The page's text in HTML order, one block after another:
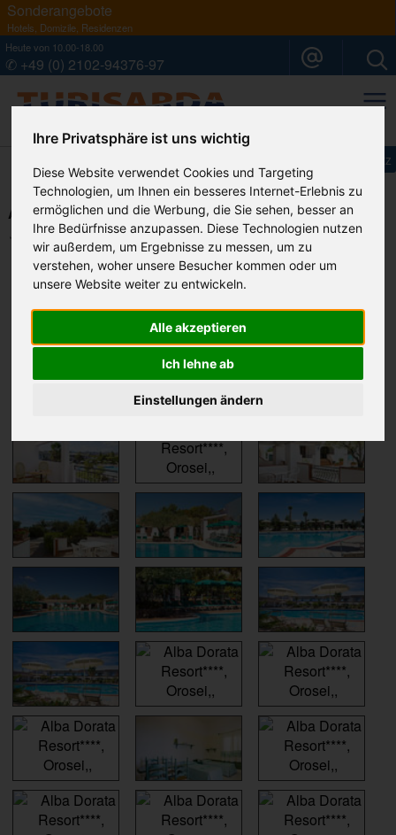
Ihre Privatsphäre ist uns wichtig
Diese Website verwendet Cookies und Targeting
Technologien, um Ihnen ein besseres Internet-Erlebnis zu
ermöglichen und die Werbung, die Sie sehen, besser an
Ihre Bedürfnisse anzupassen. Diese Technologien nutzen
wir außerdem, um Ergebnisse zu messen, um zu
verstehen, woher unsere Besucher kommen oder um
unsere Website weiter zu entwickeln.
Alle akzeptieren
Ich lehne ab
Einstellungen ändern
Sonderangebote
Hotels, Domizile, Residenzen
Heute von 10.00-18.00
✆ +49 (0) 2102-94376-97
Ihr Sardinien Spezialist
Alba Dorata Resort****, Orosei
Ihre Merkliste
Datenschutz